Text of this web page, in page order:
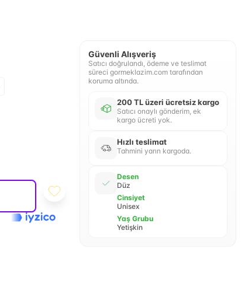
Güvenli Alışveriş
Satıcı doğrulandı, ödeme ve teslimat
süreci gormeklazim.com tarafından
koruma altında.
200 TL üzeri ücretsiz kargo
Satıcı onaylı gönderim, ek
kargo ücreti yok.
Hızlı teslimat
Tahmini yarın kargoda.
Desen
Düz
Cinsiyet
Unisex
Yaş Grubu
Yetişkin